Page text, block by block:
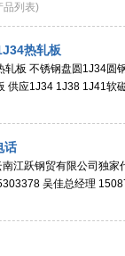
品列表)
热轧板
板 不锈钢盘圆1J34圆
供应1J34 1J38 1J41软
能详细介
话
江跃钢贸有限公司独家
吴佳总经理
6.5-10 高线，3780